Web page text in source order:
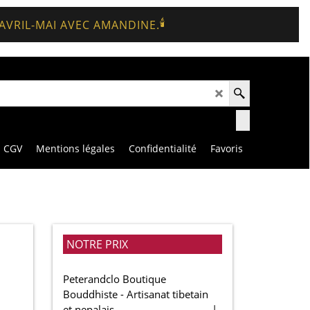
MAI AVEC AMANDINE.🕯️
CGV Mentions légales Confidentialité Favoris
NOTRE PRIX
Peterandclo Boutique
Bouddhiste - Artisanat tibetain